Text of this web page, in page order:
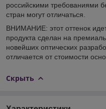
российскими требованиями
стран могут отличаться.
ВНИМАНИЕ: этот оттенок
продукта сделан на
новейших оптических
отличается от стоимости
Скрыть